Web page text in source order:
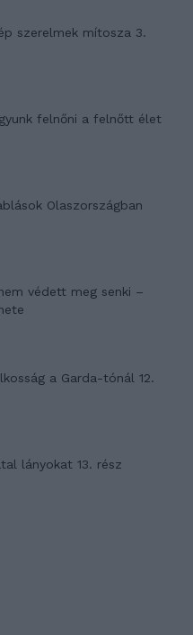
szerelmek mítosza 3.
felnőni a felnőtt élet
Olaszországban
védett meg senki –
a Garda-tónál 12.
lányokat 13. rész